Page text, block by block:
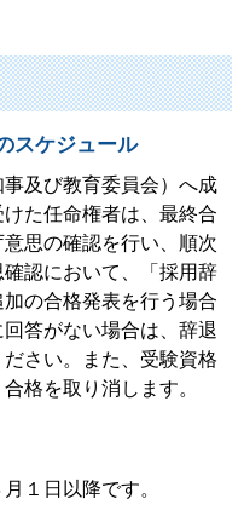
スケジュール
及び教育委員会）へ成
た任命権者は、最終合
思の確認を行い、順次
認において、「採用辞
の合格発表を行う場合
答がない場合は、辞退
さい。また、受験資格
格を取り消します。
１日以降です。